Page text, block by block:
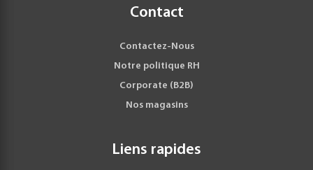
Contact
Contactez-Nous
Notre politique RH
Corporate (B2B)
Nos magasins
Liens rapides